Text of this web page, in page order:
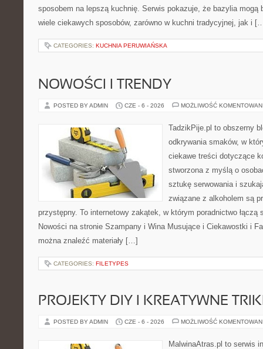
sposobem na lepszą kuchnię. Serwis pokazuje, że bazylia mogą
wiele ciekawych sposobów, zarówno w kuchni tradycyjnej, jak i
CATEGORIES: KUCHNIA PERUWIAŃSKA
NOWOŚCI I TRENDY
POSTED BY ADMIN CZE - 6 - 2026 MOŻLIWOŚĆ
TadzikPije.pl to obszerny
odkrywania smaków, w
ciekawe treści dotyczące
stworzona z myślą o
sztukę serwowania i
związane z alkoholem są
przystępny. To internetowy zakątek, w którym poradnictwo łączą
Nowości na stronie Szampany i Wina Musujące i Ciekawostki i
można znaleźć materiały […]
CATEGORIES: FILETYPES
PROJEKTY DIY I KREATYWNE
POSTED BY ADMIN CZE - 6 - 2026 MOŻLIWOŚĆ
MalwinaAtras.pl to serwis